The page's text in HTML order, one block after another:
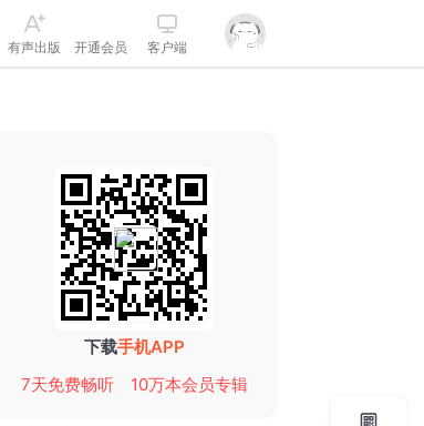
有声出版 开通会员 客户端
下载手机APP
7天免费畅听
10万本会员专辑